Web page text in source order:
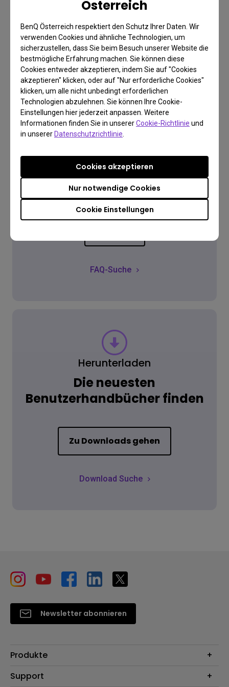
Österreich
BenQ Österreich respektiert den Schutz Ihrer Daten. Wir
verwenden Cookies und ähnliche Technologien, um
sicherzustellen, dass Sie beim Besuch unserer Website die
bestmögliche Erfahrung machen. Sie können diese
Cookies entweder akzeptieren, indem Sie auf "Cookies
akzeptieren" klicken, oder auf "Nur erforderliche Cookies"
klicken, um alle nicht unbedingt erforderlichen
Technologien abzulehnen. Sie können Ihre Cookie-
Einstellungen hier jederzeit anpassen. Weitere
Informationen finden Sie in unsererCookie-Richtlinie und
in unsererDatenschutzrichtlinie
Cookie Einstellungen
Nur notwendige Cookies
Cookies akzeptieren
Kostenlose Rückgabe innerhalb von 30 Tagen
Mehr Info
FAQ
Du hast eine Frage?
FAQ-Suche
Herunterladen
Die neuesten
Benutzerhandbücher finden
Zu Downloads gehen
Download Suche
Newsletter abonnieren
Produkte
Beamer
Support